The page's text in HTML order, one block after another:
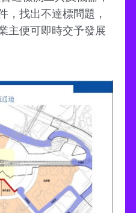
，找出不達標問題，
主便可即時交予發展